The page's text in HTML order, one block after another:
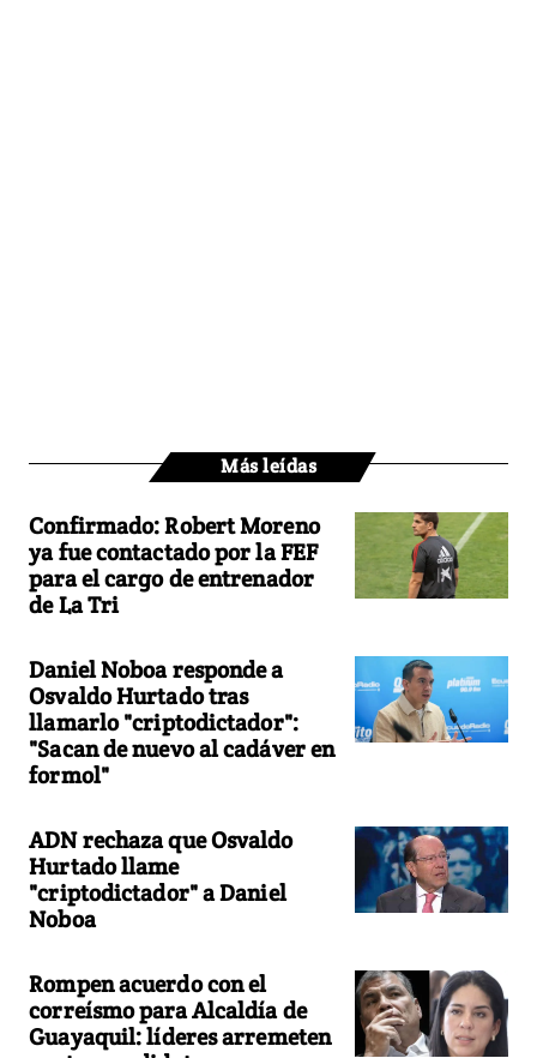
Más leídas
Confirmado: Robert Moreno
ya fue contactado por la FEF
para el cargo de entrenador
de La Tri
Daniel Noboa responde a
Osvaldo Hurtado tras
llamarlo "criptodictador":
"Sacan de nuevo al cadáver en
formol"
ADN rechaza que Osvaldo
Hurtado llame
"criptodictador" a Daniel
Noboa
Rompen acuerdo con el
correísmo para Alcaldía de
Guayaquil: líderes arremeten